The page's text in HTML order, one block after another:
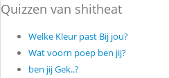
Quizzen van shitheat
Welke Kleur past Bij jou?
Wat voorn poep ben jij?
ben jij Gek..?